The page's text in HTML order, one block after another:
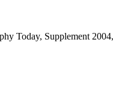
Today, Supplement